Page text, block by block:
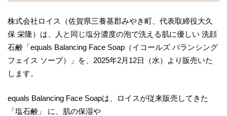
株式会社ロイス（佐賀県三養基郡みやき町、代表取締役大久
保 栄隆）は、人と同じ塩分濃度の泡で洗える肌に優しい 洗顔
石鹸「equals Balancing Face Soap（イコールズ バランシング
フェイス ソープ）」を、2025年2月12日（水）より販売いた
します。
equals Balancing Face Soapは、ロイスが従来販売してきた
「塩石鹸」 に、肌の保湿や